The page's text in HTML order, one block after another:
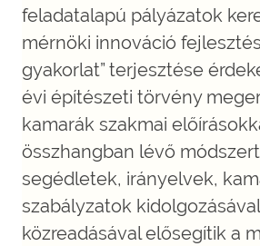
feladatalapú pályázatok
mérnöki innováció
gyakorlat” terjesztése
évi építészeti törvény
kamarák szakmai
összhangban lévő
segédletek, irányelvek,
szabályzatok
közreadásával elősegítik a